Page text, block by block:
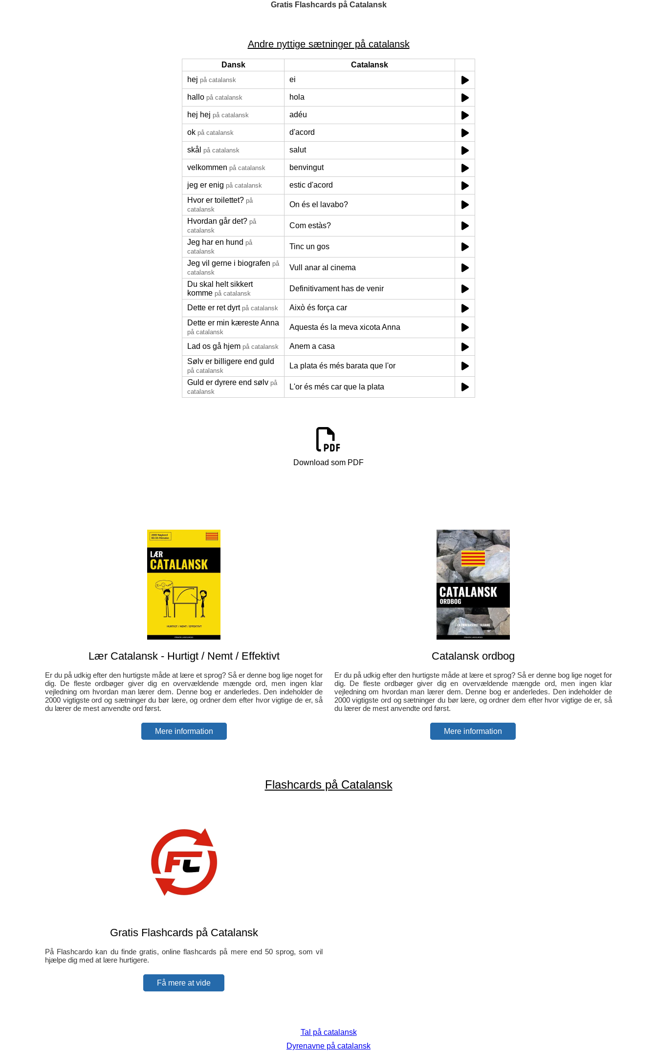
Gratis Flashcards på Catalansk
Andre nyttige sætninger på catalansk
Dansk
Catalansk
hej på catalansk ei
hallo på catalansk hola
hej hej på catalansk adéu
ok på catalansk d'acord
skål på catalansk salut
velkommen på catalansk benvingut
jeg er enig på catalansk
estic d'acord
Hvor er toilettet? på
catalansk
On és el lavabo?
Hvordan går det? på
catalansk
Com estàs?
Jeg har en hund på
catalansk
Tinc un gos
Jeg vil gerne i biografen på
catalansk
Vull anar al cinema
Du skal helt sikkert
komme på catalansk
Definitivament has de venir
Dette er ret dyrt på catalansk
Això és força car
Dette er min kæreste Anna
på catalansk
Aquesta és la meva xicota Anna
Lad os gå hjem på catalansk
Anem a casa
Sølv er billigere end guld
på catalansk
La plata és més barata que l'or
Guld er dyrere end sølv på
catalansk
L'or és més car que la plata
Download som PDF
Lær Catalansk - Hurtigt / Nemt / Effektivt
Er du på udkig efter den hurtigste måde at lære et sprog? Så er denne bog lige noget for
dig. De fleste ordbøger giver dig en overvældende mængde ord, men ingen klar
vejledning om hvordan man lærer dem. Denne bog er anderledes. Den indeholder de
2000 vigtigste ord og sætninger du bør lære, og ordner dem efter hvor vigtige de er, så
du lærer de mest anvendte ord først.
Mere information
Catalansk ordbog
Er du på udkig efter den hurtigste måde at lære et sprog? Så er denne bog lige noget for
dig. De fleste ordbøger giver dig en overvældende mængde ord, men ingen klar
vejledning om hvordan man lærer dem. Denne bog er anderledes. Den indeholder de
2000 vigtigste ord og sætninger du bør lære, og ordner dem efter hvor vigtige de er, så
du lærer de mest anvendte ord først.
Mere information
Flashcards på Catalansk
Gratis Flashcards på Catalansk
På Flashcardo kan du finde gratis, online flashcards på mere end 50 sprog, som vil
hjælpe dig med at lære hurtigere.
Få mere at vide
Tal på catalansk
Dyrenavne på catalansk